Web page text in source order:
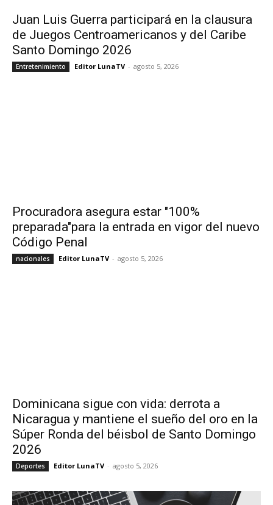
Juan Luis Guerra participará en la clausura
de Juegos Centroamericanos y del Caribe
Santo Domingo 2026
Entretenimiento Editor LunaTV - agosto 5, 2026
Procuradora asegura estar "100%
preparada"para la entrada en vigor del nuevo
Código Penal
nacionales Editor LunaTV - agosto 5, 2026
Dominicana sigue con vida: derrota a
Nicaragua y mantiene el sueño del oro en la
Súper Ronda del béisbol de Santo Domingo
2026
Deportes Editor LunaTV - agosto 5, 2026